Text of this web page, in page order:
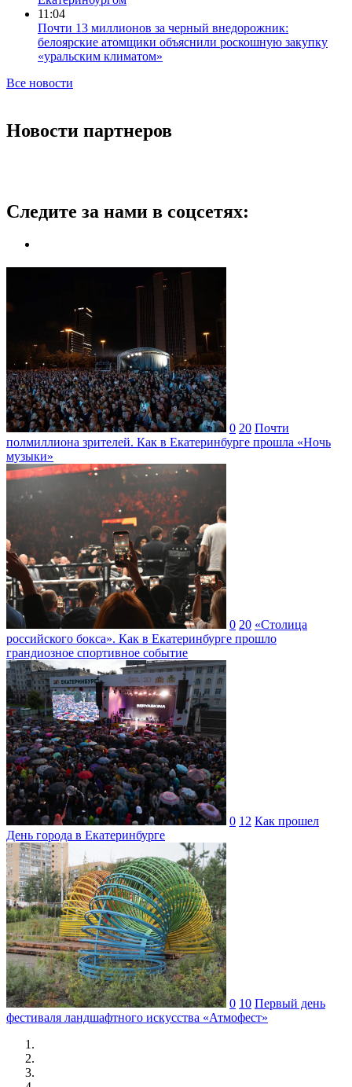
11:04
Почти 13 миллионов за черный внедорожник:
белоярские атомщики объяснили роскошную закупку
«уральским климатом»
Все новости
Новости партнеров
Следите за нами в соцсетях:
0 20 Почти
полмиллиона зрителей. Как в Екатеринбурге прошла «Ночь
музыки»
0 20 «Столица
российского бокса». Как в Екатеринбурге прошло
грандиозное спортивное событие
0 12 Как прошел
День города в Екатеринбурге
0 10 Первый день
фестиваля ландшафтного искусства «Атмофест»